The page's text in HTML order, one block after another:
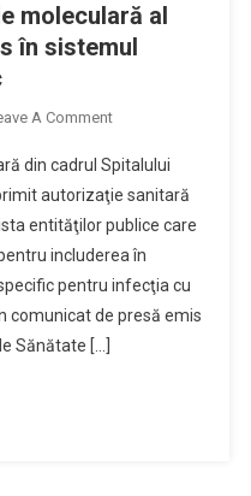
moleculară al
în sistemul
A CommentOn
De
Biologie
Moleculară
Al
SJU
Giurgiu
din cadrul Spitalului
autorizaţie sanitară
entităţilor publice care
includerea în
pentru infecţia cu
comunicat de presă emis
Sănătate […]